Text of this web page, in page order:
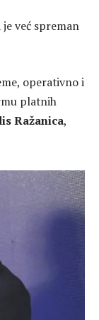
već spreman
operativno i
platnih
Ražanica,